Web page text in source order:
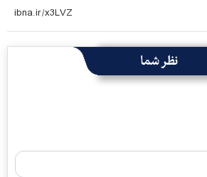
نظر شما